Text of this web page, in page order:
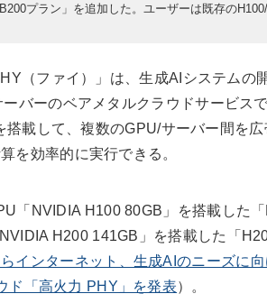
プラン」を追加した。ユーザーは既存の
（ファイ）」は、生成AIシステムの
バーのベアメタルクラウドサービスで
搭載して、複数のGPU/サーバー間を広
を効率的に実行できる。
「NVIDIA H100 80GB」を搭載した
H200 141GB」を搭載した「
インターネット、生成AIのニーズに向
ド「高火力 PHY」を発表）。